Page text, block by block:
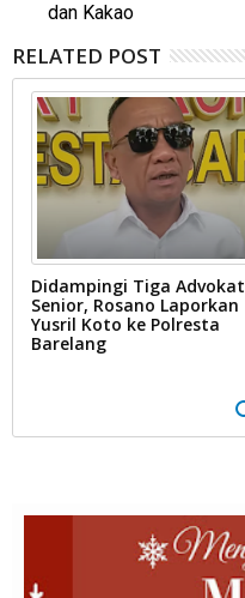
dan Kakao
RELATED POST
Didampingi Tiga Advokat
Senior, Rosano Laporkan
Yusril Koto ke Polresta
Barelang